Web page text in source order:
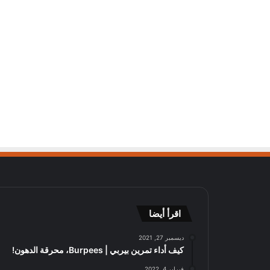
اقرأ أيضا
ديسمبر 27, 2021
كيف أداء تمرين بيربي | Burpees، محرقة الدهون!